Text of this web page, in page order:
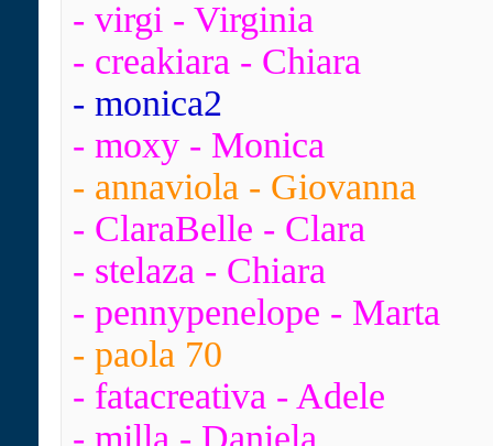
- virgi - Virginia
- creakiara - Chiara
- monica2
- moxy - Monica
- annaviola - Giovanna
- ClaraBelle - Clara
- stelaza - Chiara
- pennypenelope - Marta
- paola 70
- fatacreativa - Adele